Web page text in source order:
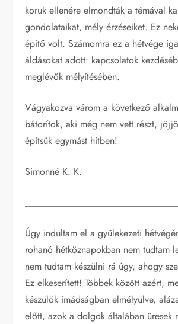
koruk ellenére elmondták a témával
gondolataikat, mély érzéseiket. Ez
építő volt. Számomra ez a hétvége
áldásokat adott: kapcsolatok
meglévők mélyítésében.
Vágyakozva várom a következő
bátorítok, aki még nem vett részt,
építsük egymást hitben!
Simonné K. K.
Úgy indultam el a gyülekezeti
rohanó hétköznapokban nem tudtam
nem tudtam készülni rá úgy, ahogy
Ez elkeserített! Többek között azért,
készülök imádságban elmélyülve,
előtt, azok a dolgok általában üresek